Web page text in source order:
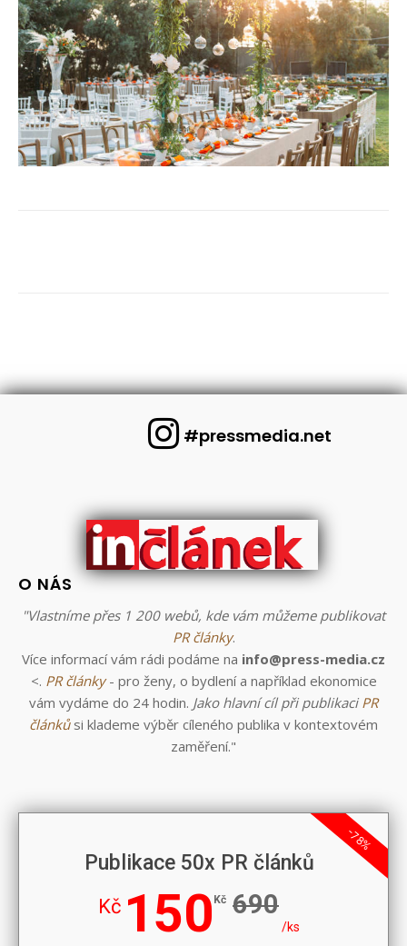
#pressmedia.net
O NÁS
"Vlastníme přes 1 200 webů, kde vám můžeme publikovat
PR články.
Více informací vám rádi podáme na info@press-media.cz
<. PR články- pro ženy, o bydlení a například ekonomice
vám vydáme do 24 hodin. Jako hlavní cíl při publikaci PR
článkůsi klademe výběr cíleného publika v kontextovém
zaměření."
-78%
Publikace 50x PR článků
Kč 150 Kč 690
/ks